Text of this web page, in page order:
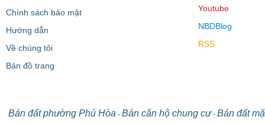
Chính sách bảo mật
Hướng dẫn
Về chúng tôi
Bản đồ trang
Youtube
NBDBlog
RSS
Bán đất phường Phú Hòa - Bán căn hộ chung cư- Bán đất